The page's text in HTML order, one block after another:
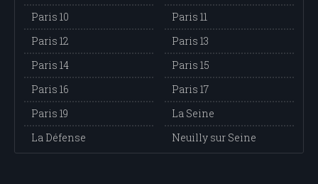
Paris 10
Paris 11
Paris 12
Paris 13
Paris 14
Paris 15
Paris 16
Paris 17
Paris 19
La Seine
La Défense
Neuilly sur Seine